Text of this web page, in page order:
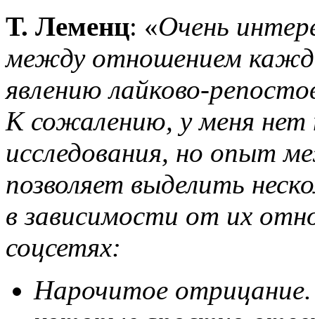
Т. Леменц: «Очень
между отношением
явлению лайково-
К сожалению, у меня нет
исследования, но опыт
позволяет выделить
в зависимости от их
соцсетях:
Нарочитое отрицание.